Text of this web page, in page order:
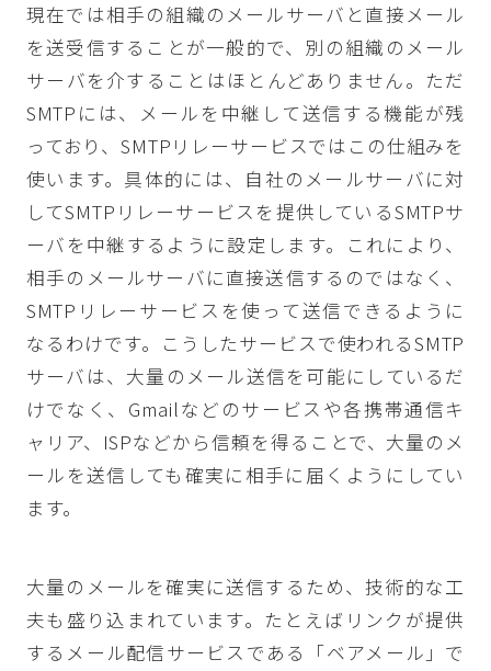
現在では相手の組織のメールサーバと直接メール
を送受信することが一般的で、別の組織のメール
サーバを介することはほとんどありません。ただ
SMTPには、メールを中継して送信する機能が残
っており、SMTPリレーサービスではこの仕組みを
使います。具体的には、自社のメールサーバに対
してSMTPリレーサービスを提供しているSMTPサ
ーバを中継するように設定します。これにより、
相手のメールサーバに直接送信するのではなく、
SMTPリレーサービスを使って送信できるように
なるわけです。こうしたサービスで使われるSMTP
サーバは、大量のメール送信を可能にしているだ
けでなく、Gmailなどのサービスや各携帯通信キ
ャリア、ISPなどから信頼を得ることで、大量のメ
ールを送信しても確実に相手に届くようにしてい
ます。
大量のメールを確実に送信するため、技術的な工
夫も盛り込まれています。たとえばリンクが提供
するメール配信サービスである「ベアメール」で